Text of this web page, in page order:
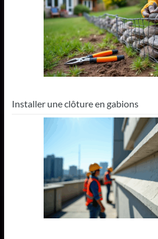
Installer une clôture en gabions